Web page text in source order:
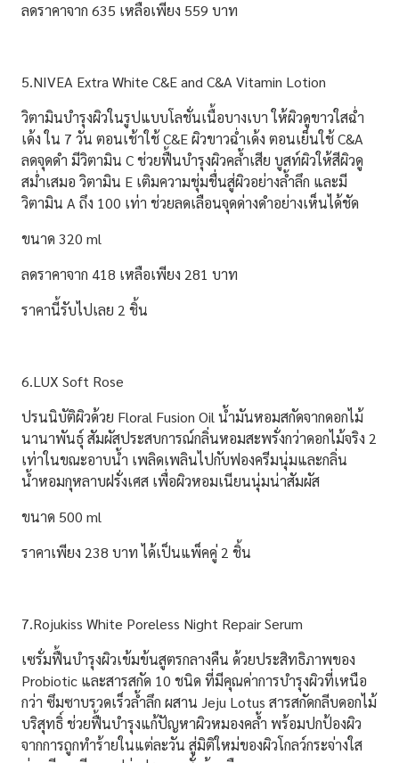
ลดราคาจาก 635 เหลือเพียง 559 บาท
5.NIVEA Extra White C&E and C&A Vitamin Lotion
วิตามินบำรุงผิวในรูปแบบโลชั่นเนื้อบางเบา ให้ผิวดูขาวใสฉ่ำ
เด้ง ใน 7 วัน ตอนเช้าใช้ C&E ผิวขาวฉ่ำเด้ง ตอนเย็นใช้ C&A
ลดจุดดำ มีวิตามิน C ช่วยฟื้นบำรุงผิวคล้ำเสีย บูสท์ผิวให้สีผิวดู
สม่ำเสมอ วิตามิน E เติมความชุ่มชื่นสู่ผิวอย่างล้ำลึก และมี
วิตามิน A ถึง 100 เท่า ช่วยลดเลือนจุดด่างดำอย่างเห็นได้ชัด
ขนาด 320 ml
ลดราคาจาก 418 เหลือเพียง 281 บาท
ราคานี้รับไปเลย 2 ชิ้น
6.LUX Soft Rose
ปรนนิบัติผิวด้วย Floral Fusion Oil น้ำมันหอมสกัดจากดอกไม้
นานาพันธุ์ สัมผัสประสบการณ์กลิ่นหอมสะพรั่งกว่าดอกไม้จริง 2
เท่าในขณะอาบน้ำ เพลิดเพลินไปกับฟองครีมนุ่มและกลิ่น
น้ำหอมกุหลาบฝรั่งเศส เพื่อผิวหอมเนียนนุ่มน่าสัมผัส
ขนาด 500 ml
ราคาเพียง 238 บาท ได้เป็นแพ็คคู่ 2 ชิ้น
7.Rojukiss White Poreless Night Repair Serum
เซรั่มฟื้นบำรุงผิวเข้มข้นสูตรกลางคืน ด้วยประสิทธิภาพของ
Probiotic และสารสกัด 10 ชนิด ที่มีคุณค่าการบำรุงผิวที่เหนือ
กว่า ซึมซาบรวดเร็วล้ำลึก ผสาน Jeju Lotus สารสกัดกลีบดอกไม้
บริสุทธิ์ ช่วยฟื้นบำรุงแก้ปัญหาผิวหมองคล้ำ พร้อมปกป้องผิว
จากการถูกทำร้ายในแต่ละวัน สู่มิติใหม่ของผิวโกลว์กระจ่างใส